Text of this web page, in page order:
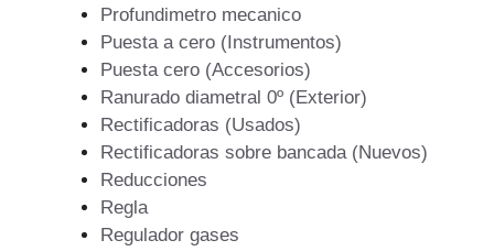
Profundimetro mecanico
Puesta a cero (Instrumentos)
Puesta cero (Accesorios)
Ranurado diametral 0º (Exterior)
Rectificadoras (Usados)
Rectificadoras sobre bancada (Nuevos)
Reducciones
Regla
Regulador gases